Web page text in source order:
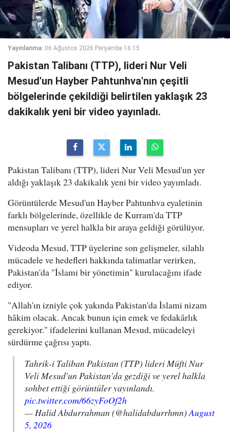
Yayınlanma: 06 Ağustos 2026 Perşembe 16:15
Pakistan Talibanı (TTP), lideri Nur Veli
Mesud'un Hayber Pahtunhva'nın çeşitli
bölgelerinde çekildiği belirtilen yaklaşık 23
dakikalık yeni bir video yayınladı.
Pakistan Talibanı (TTP), lideri Nur Veli Mesud'un yer
aldığı yaklaşık 23 dakikalık yeni bir video yayımladı.
Görüntülerde Mesud'un Hayber Pahtunhva eyaletinin
farklı bölgelerinde, özellikle de Kurram'da TTP
mensupları ve yerel halkla bir araya geldiği görülüyor.
Videoda Mesud, TTP üyelerine son gelişmeler, silahlı
mücadele ve hedefleri hakkında talimatlar verirken,
Pakistan'da "İslami bir yönetimin" kurulacağını ifade
ediyor.
"Allah'ın izniyle çok yakında Pakistan'da İslami nizam
hâkim olacak. Ancak bunun için emek ve fedakârlık
gerekiyor." ifadelerini kullanan Mesud, mücadeleyi
sürdürme çağrısı yaptı.
Tahrik-i Taliban Pakistan (TTP) lideri Müfti Nur
Veli Mesud'un Pakistan'da gezdiği ve yerel halkla
sohbet ettiği görüntüler yayınlandı.
pic.twitter.com/66zyFoOf2h
— Halid Abdurrahman (@halidabdurrhmn)August
5, 2026